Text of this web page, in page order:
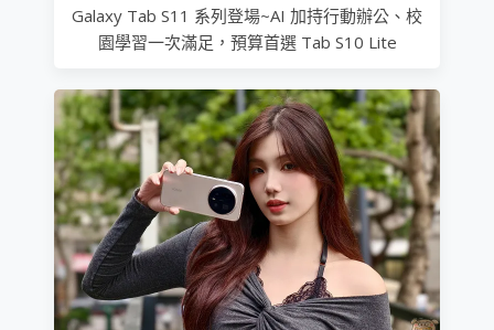
Galaxy Tab S11 系列登場~AI 加持行動辦公、校
園學習一次滿足，預算首選 Tab S10 Lite